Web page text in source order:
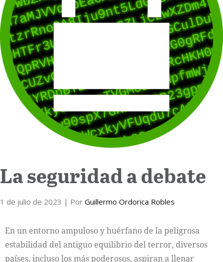
Cultura
La seguridad a debate
1 de julio de 2023 | Por Guillermo Ordorica Robles
En un entorno ampuloso y huérfano de la peligrosa
estabilidad del antiguo equilibrio del terror, diversos
países, incluso los más poderosos, aspiran a llenar